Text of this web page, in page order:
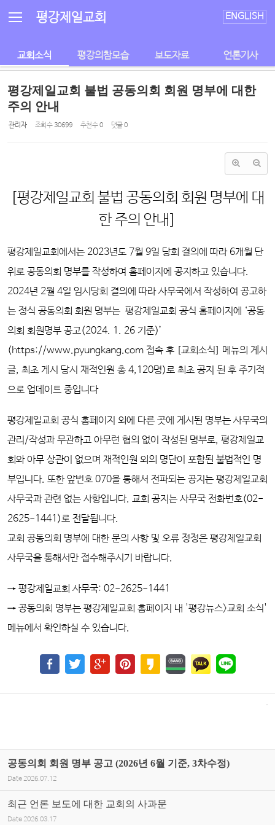
평강제일교회 ENGLISH
교회소식 평강의참모습 보도자료 언론기사
평강제일교회 불법 공동의회 회원 명부에 대한
주의 안내
관리자 조회 수30699 추천 수0 댓글0
[평강제일교회 불법 공동의회 회원 명부에 대
한 주의 안내]
평강제일교회에서는 2023년도 7월 9일 당회 결의에 따라 6개월 단
위로 공동의회 명부를 작성하여 홈페이지에 공지하고 있습니다.
2024년 2월 4일 임시당회 결의에 따라 사무국에서 작성하여 공고하
는 정식 공동의회 회원 명부는 평강제일교회 공식 홈페이지에 ‘공동
의회 회원명부 공고(2024. 1. 26 기준)’
(https://www.pyungkang.com 접속 후 [교회소식] 메뉴의 게시
글, 최초 게시 당시 재적인원 총 4,120명)로 최초 공지 된 후 주기적
으로 업데이트 중입니다
평강제일교회 공식 홈페이지 외에 다른 곳에 게시된 명부는 사무국의
관리/작성과 무관하고 아무런 협의 없이 작성된 명부로, 평강제일교
회와 아무 상관이 없으며 재적인원 외의 명단이 포함된 불법적인 명
부입니다. 또한 앞번호 070을 통해서 전파되는 공지는 평강제일교회
사무국과 관련 없는 사항입니다. 교회 공지는 사무국 전화번호(02-
2625-1441)로 전달됩니다.
교회 공동의회 명부에 대한 문의 사항 및 오류 정정은 평강제일교회
사무국을 통해서만 접수해주시기 바랍니다.
→ 평강제일교회 사무국: 02-2625-1441
→ 공동의회 명부는 평강제일교회 홈페이지 내 '평강뉴스>교회 소식'
메뉴에서 확인하실 수 있습니다.
공동의회 회원 명부 공고 (2026년 6월 기준, 3차수정)
Date 2026.07.12
최근 언론 보도에 대한 교회의 사과문
Date 2026.03.17